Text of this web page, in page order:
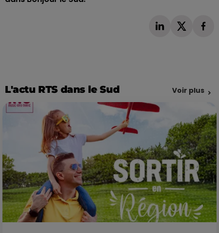
L'actu RTS dans le Sud Voir plus